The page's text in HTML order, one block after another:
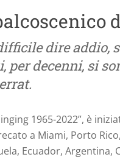
dire
per decenni, si
1965-2022”, è
a Miami, Porto
Ecuador, Argentina,